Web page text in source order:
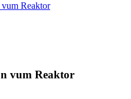
Reaktor
vum Reaktor